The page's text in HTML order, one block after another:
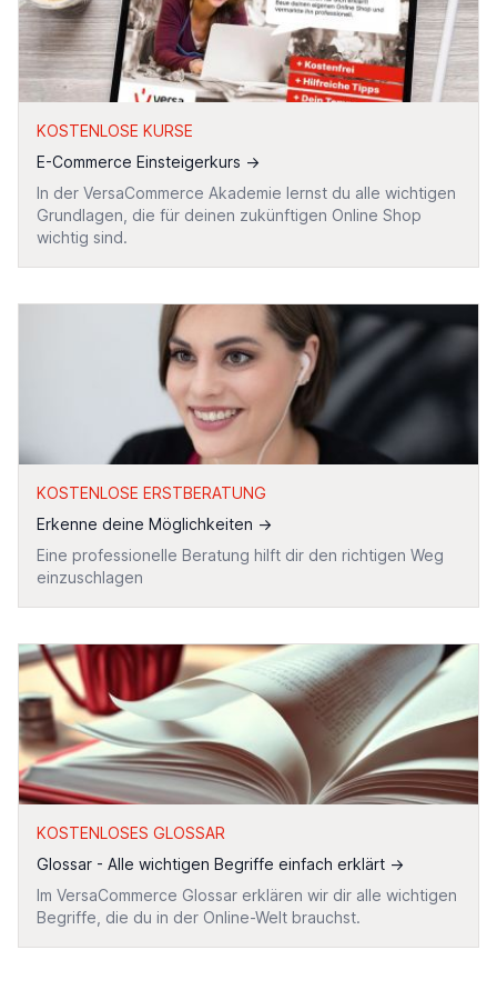
KOSTENLOSE KURSE
E-Commerce Einsteigerkurs →
In der VersaCommerce Akademie lernst du alle wichtigen
Grundlagen, die für deinen zukünftigen Online Shop
wichtig sind.
KOSTENLOSE ERSTBERATUNG
Erkenne deine Möglichkeiten →
Eine professionelle Beratung hilft dir den richtigen Weg
einzuschlagen
KOSTENLOSES GLOSSAR
Glossar - Alle wichtigen Begriffe einfach erklärt →
Im VersaCommerce Glossar erklären wir dir alle wichtigen
Begriffe, die du in der Online-Welt brauchst.